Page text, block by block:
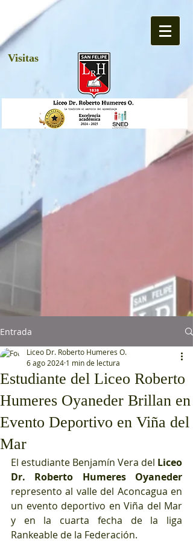
Visitas
Entrada
Estudiante del Liceo Roberto
Humeres Oyaneder Brillan en
Evento Deportivo en Viña del
Mar
Liceo Dr. Roberto Humeres O.
6 ago 2024 1 min de lectura
El estudiante Benjamín Vera del Liceo
Dr. Roberto Humeres Oyaneder
represento al valle del Aconcagua en
un evento deportivo en Viña del Mar
y en la cuarta fecha de la liga
Rankeable de la Federación.